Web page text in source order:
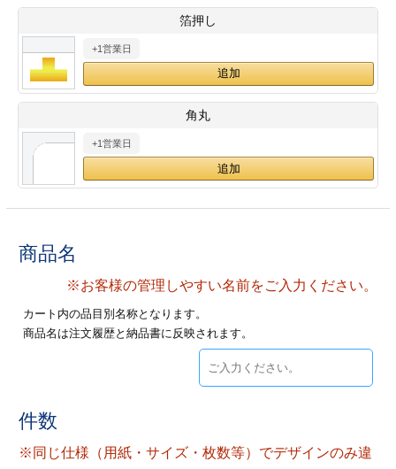
ード印刷
刷
印刷
印刷
フォルダー
ファイル印刷
印刷
形マル型
印刷
刷
ムカード印刷
ード印刷
フォルダー
14
15 16 17 18
19
26
28
29 30
・・休業日
箔押し
+1営業日
角丸
+1営業日
商品名
※お客様の管理しやすい名前をご入力ください。
カート内の品目別名称となります。
商品名は注文履歴と納品書に反映されます。
件数
※同じ仕様（用紙・サイズ・枚数等）でデザインのみ違